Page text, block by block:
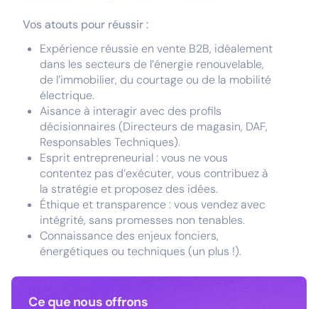
Vos atouts pour réussir :
Expérience réussie en vente B2B, idéalement
dans les secteurs de l’énergie renouvelable,
de l’immobilier, du courtage ou de la mobilité
électrique.
Aisance à interagir avec des profils
décisionnaires (Directeurs de magasin, DAF,
Responsables Techniques).
Esprit entrepreneurial : vous ne vous
contentez pas d’exécuter, vous contribuez à
la stratégie et proposez des idées.
Éthique et transparence : vous vendez avec
intégrité, sans promesses non tenables.
Connaissance des enjeux fonciers,
énergétiques ou techniques (un plus !).
Ce que nous offrons